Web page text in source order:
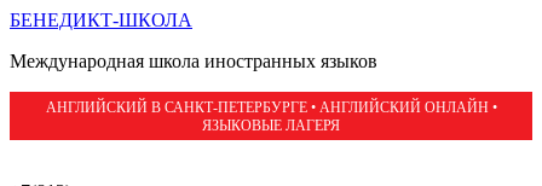
БЕНЕДИКТ-ШКОЛА
Международная школа иностранных языков
АНГЛИЙСКИЙ В САНКТ-ПЕТЕРБУРГЕ • АНГЛИЙСКИЙ ОНЛАЙН •
ЯЗЫКОВЫЕ ЛАГЕРЯ